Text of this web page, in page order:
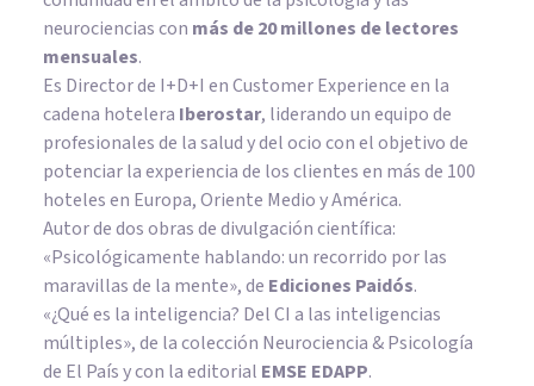
neurociencias con más de 20 millones de lectores
mensuales.
Es Director de I+D+I en Customer Experience en la
cadena hotelera Iberostar, liderando un equipo de
profesionales de la salud y del ocio con el objetivo de
potenciar la experiencia de los clientes en más de 100
hoteles en Europa, Oriente Medio y América.
Autor de dos obras de divulgación científica:
«Psicológicamente hablando: un recorrido por las
maravillas de la mente», de Ediciones Paidós.
«¿Qué es la inteligencia? Del CI a las inteligencias
múltiples», de la colección Neurociencia & Psicología
de El País y con la editorial EMSE EDAPP.